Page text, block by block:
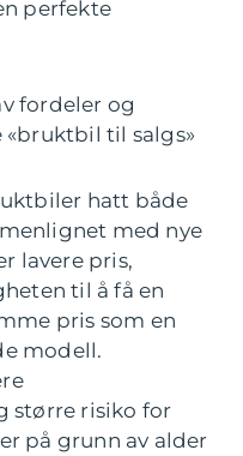
perfekte
fordeler og
til salgs»
hatt både
med nye
lavere pris,
til å få en
pris som en
modell.
større risiko for
på grunn av alder